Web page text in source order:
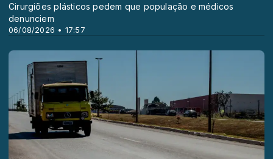
06/08/2026 • 17:57
Cirurgiões plásticos pedem que população e médicos
denunciem